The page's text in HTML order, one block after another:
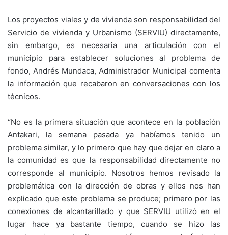
Los proyectos viales y de vivienda son responsabilidad del
Servicio de vivienda y Urbanismo (SERVIU) directamente,
sin embargo, es necesaria una articulación con el
municipio para establecer soluciones al problema de
fondo, Andrés Mundaca, Administrador Municipal comenta
la información que recabaron en conversaciones con los
técnicos.
“No es la primera situación que acontece en la población
Antakari, la semana pasada ya habíamos tenido un
problema similar, y lo primero que hay que dejar en claro a
la comunidad es que la responsabilidad directamente no
corresponde al municipio. Nosotros hemos revisado la
problemática con la dirección de obras y ellos nos han
explicado que este problema se produce; primero por las
conexiones de alcantarillado y que SERVIU utilizó en el
lugar hace ya bastante tiempo, cuando se hizo las